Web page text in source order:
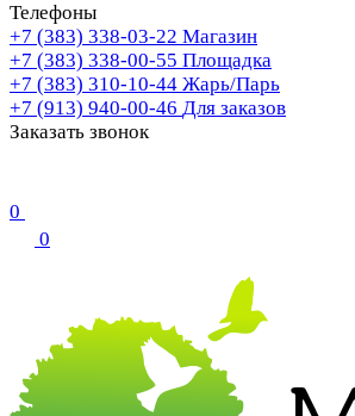
Телефоны
+7 (383) 338-03-22 Магазин
+7 (383) 338-00-55 Площадка
+7 (383) 310-10-44 Жарь/Парь
+7 (913) 940-00-46 Для заказов
Заказать звонок
0
0